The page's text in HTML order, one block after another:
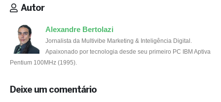
Autor
Alexandre Bertolazi
Jornalista da Multivibe Marketing & Inteligência Digital.
Apaixonado por tecnologia desde seu primeiro PC IBM Aptiva
Pentium 100MHz (1995).
Deixe um comentário